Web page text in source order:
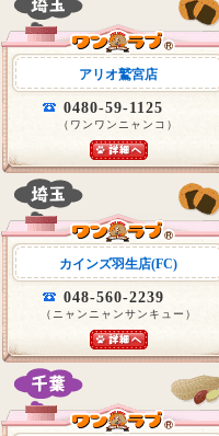
アリオ鷲宮店
0480-59-1125
（ワンワンニャンコ）
カインズ羽生店(FC)
048-560-2239
（ニャンニャンサンキュー）